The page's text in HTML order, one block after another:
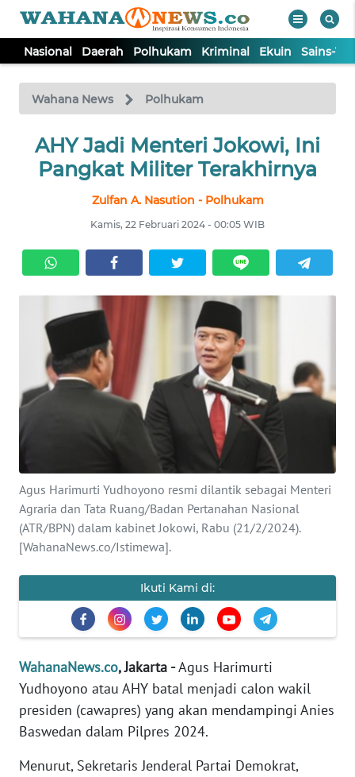
Nasional Daerah Polhukam Kriminal Ekuin Sains-
Wahana News Polhukam
AHY Jadi Menteri Jokowi, Ini
Pangkat Militer Terakhirnya
Zulfan A. Nasution - Polhukam
Kamis, 22 Februari 2024 - 00:05 WIB
Agus Harimurti Yudhoyono resmi dilantik sebagai Menteri
Agraria dan Tata Ruang/Badan Pertanahan Nasional
(ATR/BPN) dalam kabinet Jokowi, Rabu (21/2/2024).
[WahanaNews.co/Istimewa].
Ikuti Kami di:
WahanaNews.co, Jakarta -Agus Harimurti
Yudhoyono atau AHY batal menjadi calon wakil
presiden (cawapres) yang akan mendampingi Anies
Baswedan dalam Pilpres 2024.
Menurut, Sekretaris Jenderal Partai Demokrat,
TV
Tutup
NASIONAL
KRIMINAL
EKUIN
SAINS-TEKNO
KESEHATAN
SERBA-SERBI
PENDIDIKAN
EDITORIAL
Informasi
BERITA